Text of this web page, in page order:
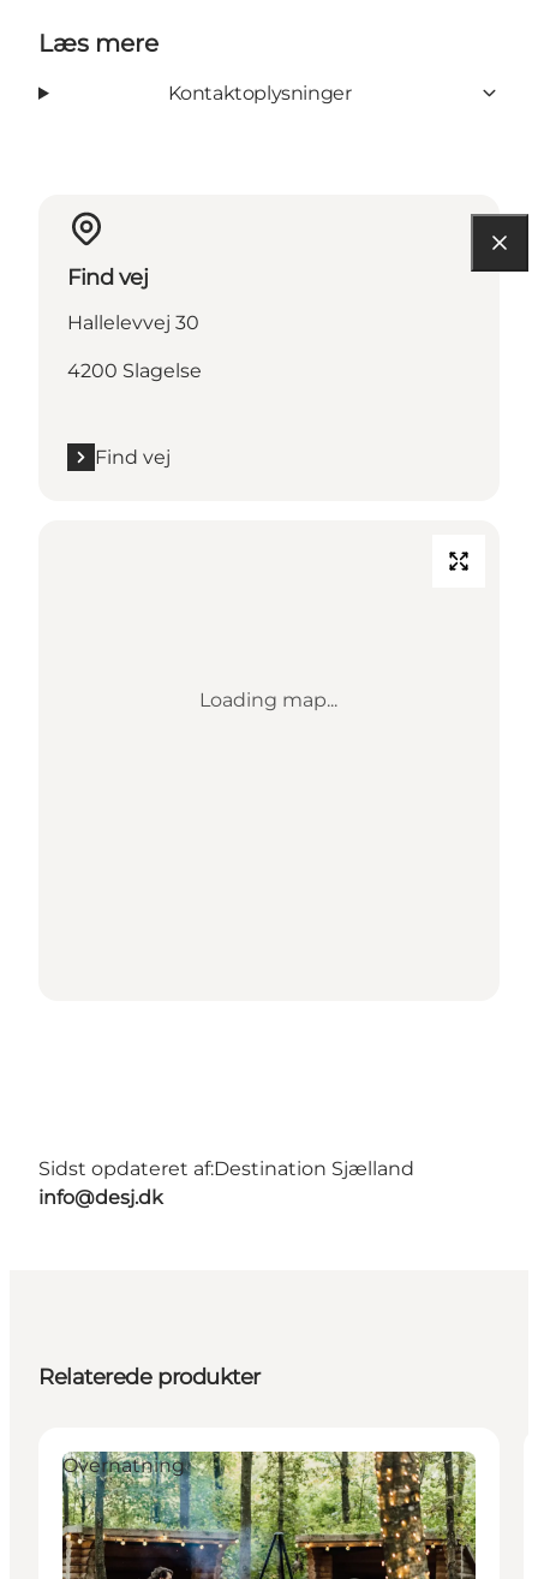
Læs mere
Kontaktoplysninger
Find vej
Hallelevvej 30
4200 Slagelse
Find vej
Loading map...
Sidst opdateret af:Destination Sjælland
info@desj.dk
Relaterede produkter
Overnatning